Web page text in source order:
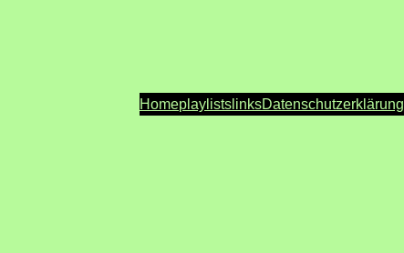
Homeplaylists linksDatenschutzerklärung